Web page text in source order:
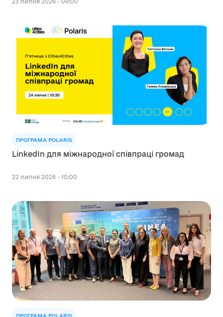
ПРОГРАМА POLARIS
LinkedIn для міжнародної співпраці громад
22 липня 2026 - 10:00
ПРОГРАМА POLARIS